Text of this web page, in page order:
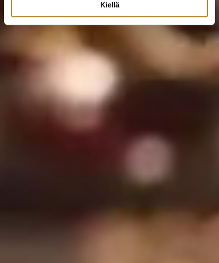
Kiellä